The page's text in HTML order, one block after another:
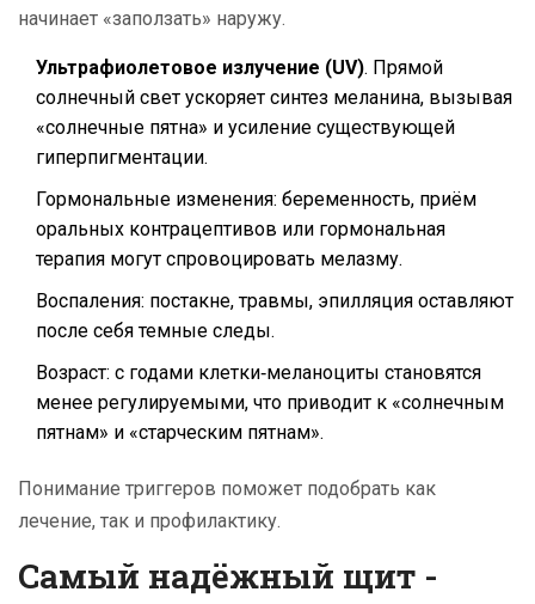
начинает «заползать» наружу.
Ультрафиолетовое излучение (UV). Прямой
солнечный свет ускоряет синтез меланина, вызывая
«солнечные пятна» и усиление существующей
гиперпигментации.
Гормональные изменения: беременность, приём
оральных контрацептивов или гормональная
терапия могут спровоцировать мелазму.
Воспаления: постакне, травмы, эпилляция оставляют
после себя темные следы.
Возраст: с годами клетки‑меланоциты становятся
менее регулируемыми, что приводит к «солнечным
пятнам» и «старческим пятнам».
Понимание триггеров поможет подобрать как
лечение, так и профилактику.
Самый надёжный щит -